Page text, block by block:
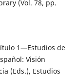
(Vol. 78, pp.
1—Estudios de
Visión
(Eds.), Estudios